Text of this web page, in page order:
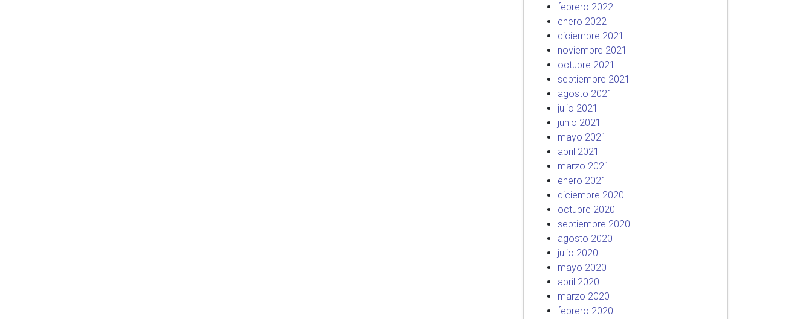
febrero 2022
enero 2022
diciembre 2021
noviembre 2021
octubre 2021
septiembre 2021
agosto 2021
julio 2021
junio 2021
mayo 2021
abril 2021
marzo 2021
enero 2021
diciembre 2020
octubre 2020
septiembre 2020
agosto 2020
julio 2020
mayo 2020
abril 2020
marzo 2020
febrero 2020